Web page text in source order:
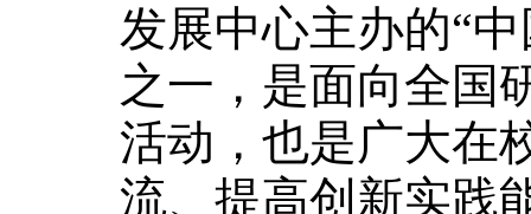
发展中心主办的“
之一，是面向全国
活动，也是广大在
流、提高创新实践